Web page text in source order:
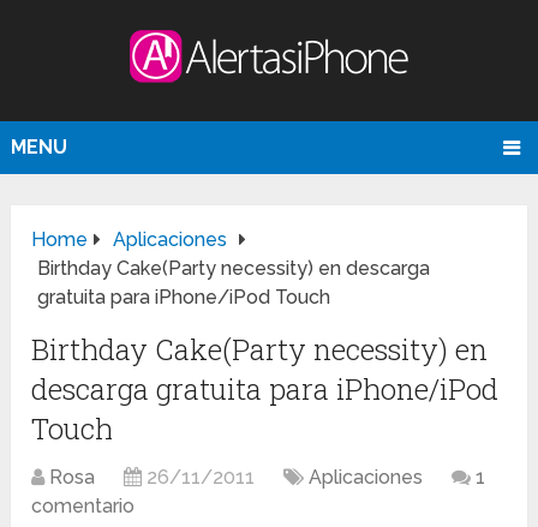
MENU
Home
Aplicaciones
Birthday Cake(Party necessity) en descarga
gratuita para iPhone/iPod Touch
Birthday Cake(Party necessity) en
descarga gratuita para iPhone/iPod
Touch
Rosa 26/11/2011 Aplicaciones
1
comentario